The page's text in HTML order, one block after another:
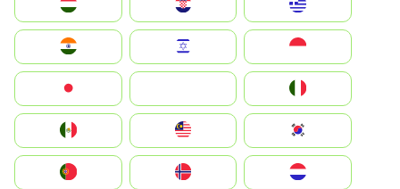
Hrvatska
Magyarország
Indonesia
South Korea
Nederland
Portugal